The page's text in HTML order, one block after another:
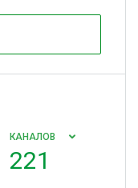
КАНАЛОВ
221